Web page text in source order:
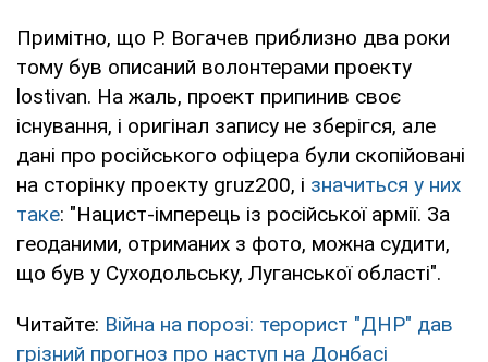
Примітно, що Р. Вогачев приблизно два роки
тому був описаний волонтерами проекту
lostivan. На жаль, проект припинив своє
існування, і оригінал запису не зберігся, але
дані про російського офіцера були скопійовані
на сторінку проекту gruz200, і значиться у них
таке: "Нацист-імперець із російської армії. За
геоданими, отриманих з фото, можна судити,
що був у Суходольську, Луганської області".
Читайте: Війна на порозі: терорист "ДНР" дав
грізний прогноз про наступ на Донбасі